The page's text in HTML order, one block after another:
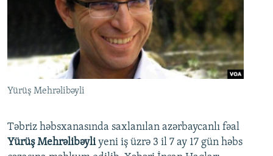
Yürüş Mehrəlibəyli
Təbriz həbsxanasında saxlanılan azərbaycanlı fəal
Yürüş Mehrəlibəyliyeni iş üzrə 3 il 7 ay 17 gün həbs